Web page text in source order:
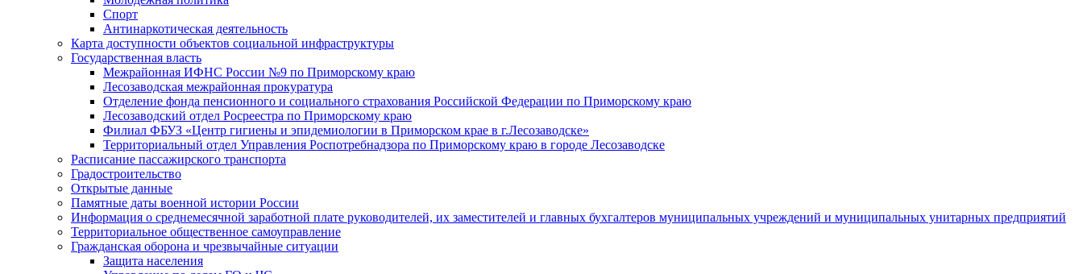
Спорт
Антинаркотическая деятельность
Карта доступности объектов социальной инфраструктуры
Государственная власть
Межрайонная ИФНС России №9 по Приморскому краю
Лесозаводская межрайонная прокуратура
Отделение фонда пенсионного и социального страхования Российской Федерации по Приморскому краю
Лесозаводский отдел Росреестра по Приморскому краю
Филиал ФБУЗ «Центр гигиены и эпидемиологии в Приморском крае в г.Лесозаводске»
Территориальный отдел Управления Роспотребнадзора по Приморскому краю в городе Лесозаводске
Расписание пассажирского транспорта
Градостроительство
Открытые данные
Памятные даты военной истории России
Информация о среднемесячной заработной плате руководителей, их заместителей и главных бухгалтеров муниципальных учреждений и муниципальных унитарных предприятий
Территориальное общественное самоуправление
Гражданская оборона и чрезвычайные ситуации
Защита населения